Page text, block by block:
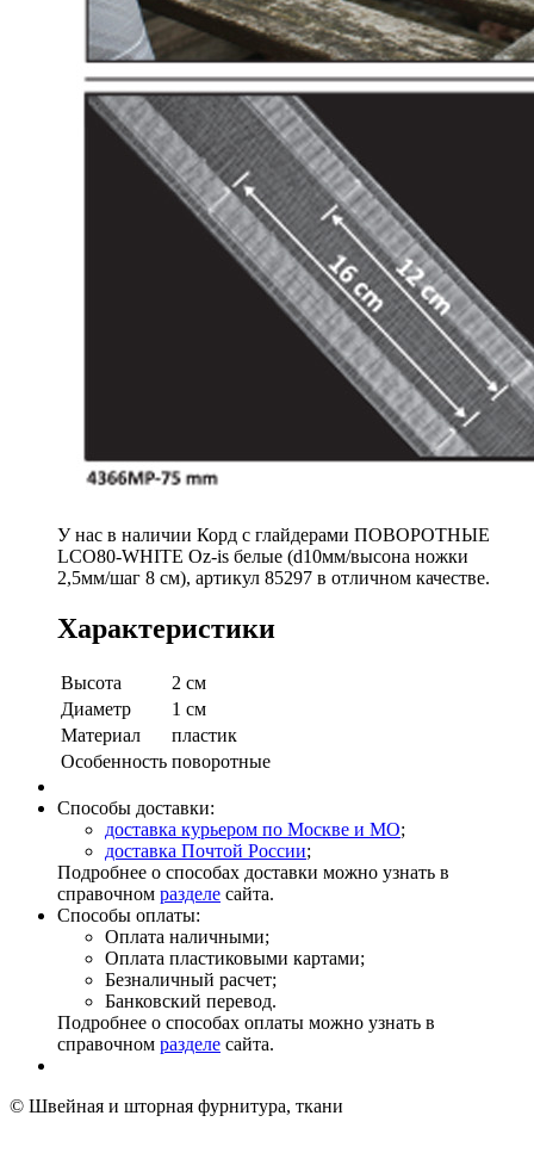
У нас в наличии Корд с глайдерами ПОВОРОТНЫЕ
LCO80-WHITE Oz-is белые (d10мм/высона ножки
2,5мм/шаг 8 см), артикул 85297 в отличном качестве.
Характеристики
Высота
2 см
Диаметр
1 см
Материал
пластик
Особенность поворотные
Способы доставки:
доставка курьером по Москве и МО;
доставка Почтой России;
Подробнее о способах доставки можно узнать в
справочном разделе сайта.
Способы оплаты:
Оплата наличными;
Оплата пластиковыми картами;
Безналичный расчет;
Банковский перевод.
Подробнее о способах оплаты можно узнать в
справочном разделе сайта.
© Швейная и шторная фурнитура, ткани